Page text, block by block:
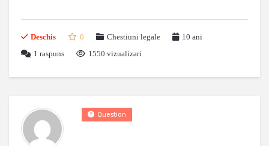
Deschis 0 Chestiuni legale
10 ani
1 raspuns 1550 vizualizari
Question